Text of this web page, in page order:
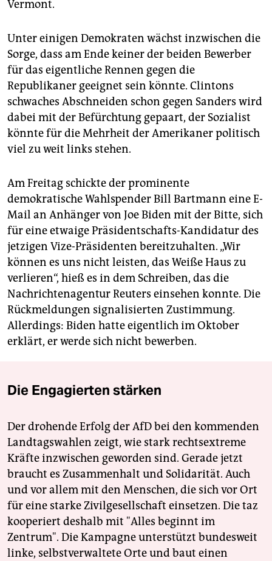
Vermont.
Unter einigen Demokraten wächst inzwischen die
Sorge, dass am Ende keiner der beiden Bewerber
für das eigentliche Rennen gegen die
Republikaner geeignet sein könnte. Clintons
schwaches Abschneiden schon gegen Sanders wird
dabei mit der Befürchtung gepaart, der Sozialist
könnte für die Mehrheit der Amerikaner politisch
viel zu weit links stehen.
Am Freitag schickte der prominente
demokratische Wahlspender Bill Bartmann eine E-
Mail an Anhänger von Joe Biden mit der Bitte, sich
für eine etwaige Präsidentschafts-Kandidatur des
jetzigen Vize-Präsidenten bereitzuhalten. „Wir
können es uns nicht leisten, das Weiße Haus zu
verlieren“, hieß es in dem Schreiben, das die
Nachrichtenagentur Reuters einsehen konnte. Die
Rückmeldungen signalisierten Zustimmung.
Allerdings: Biden hatte eigentlich im Oktober
erklärt, er werde sich nicht bewerben.
Die Engagierten stärken
Der drohende Erfolg der AfD bei den kommenden
Landtagswahlen zeigt, wie stark rechtsextreme
Kräfte inzwischen geworden sind. Gerade jetzt
braucht es Zusammenhalt und Solidarität. Auch
und vor allem mit den Menschen, die sich vor Ort
für eine starke Zivilgesellschaft einsetzen. Die taz
kooperiert deshalb mit "Alles beginnt im
Zentrum". Die Kampagne unterstützt bundesweit
linke, selbstverwaltete Orte und baut einen